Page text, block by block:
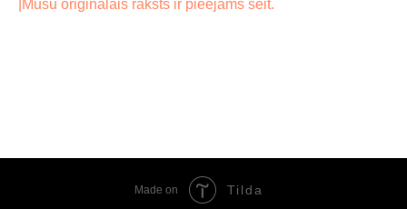
|Mūsu oriģinālais raksts ir pieejams šeit.
Made on Tilda